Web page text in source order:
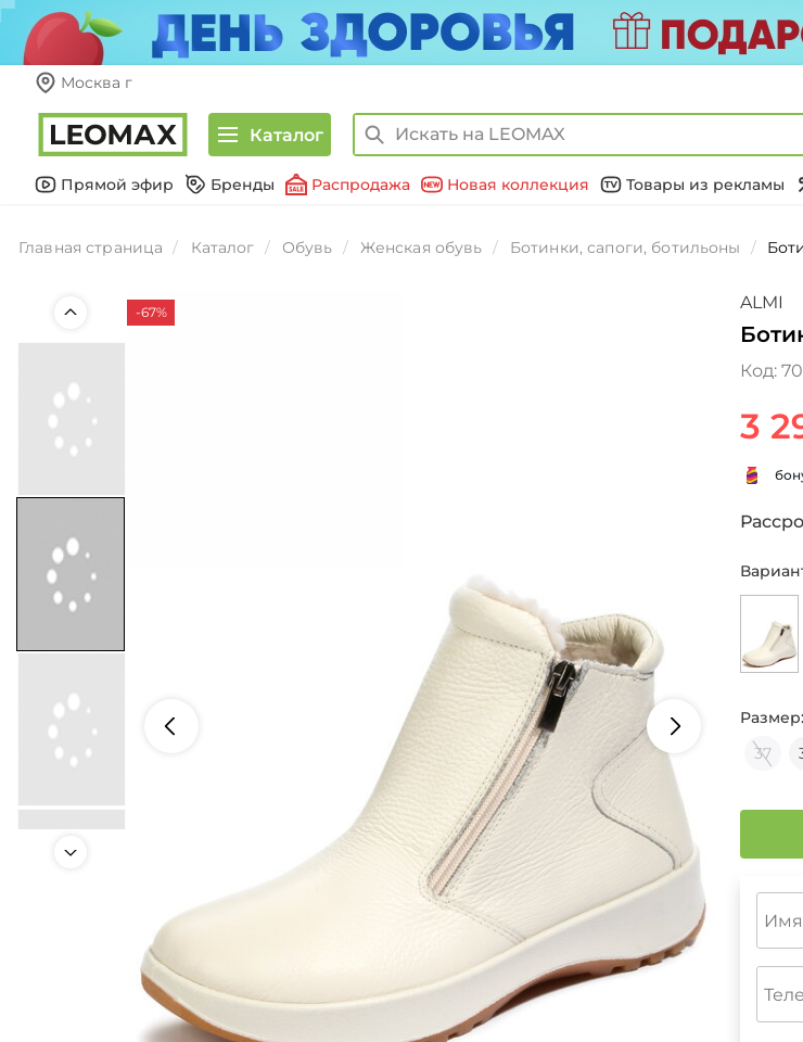
Москва г
Каталог
Прямой эфир Бренды Распродажа Новая коллекция Товары из рекламы
Главная страница Каталог Обувь Женская обувь Ботинки, сапоги, ботильоны
-67% ALMI
Код:
3
Размер:
37